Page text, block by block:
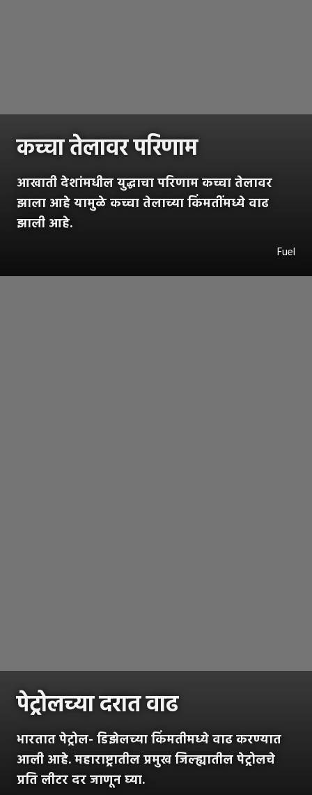
कच्चा तेलावर परिणाम
आखाती देशांमधील युद्धाचा परिणाम कच्चा तेलावर
झाला आहे यामुळे कच्चा तेलाच्या किंमतींमध्ये वाढ
झाली आहे.
Fuel
पेट्रोलच्या दरात वाढ
भारतात पेट्रोल- डिझेलच्या किंमतीमध्ये वाढ करण्यात
आली आहे. महाराष्ट्रातील प्रमुख जिल्ह्यातील पेट्रोलचे
प्रति लीटर दर जाणून घ्या.